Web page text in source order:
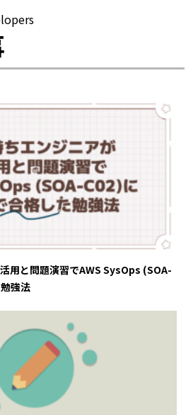
用と問題演習でAWS SysOps (SOA-
強法